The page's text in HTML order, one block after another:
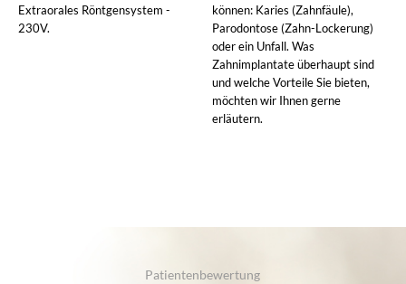
Extraorales Röntgensystem -
230V.
können: Karies (Zahnfäule),
Parodontose (Zahn-Lockerung)
oder ein Unfall. Was
Zahnimplantate überhaupt sind
und welche Vorteile Sie bieten,
möchten wir Ihnen gerne
erläutern.
Patientenbewertung